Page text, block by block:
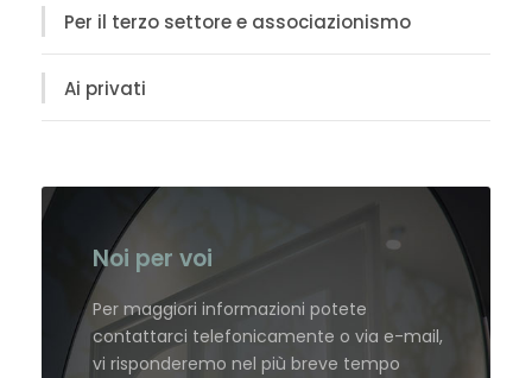
Per il terzo settore e associazionismo
Ai privati
Noi per voi
Per maggiori informazioni potete
contattarci telefonicamente o via e-mail,
vi risponderemo nel più breve tempo